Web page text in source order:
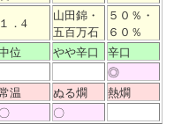
１．4
山田錦・
五百万石
５０％・
６０％
位 やや辛口
辛口
◎
温 ぬる燗
熱燗
〇 〇